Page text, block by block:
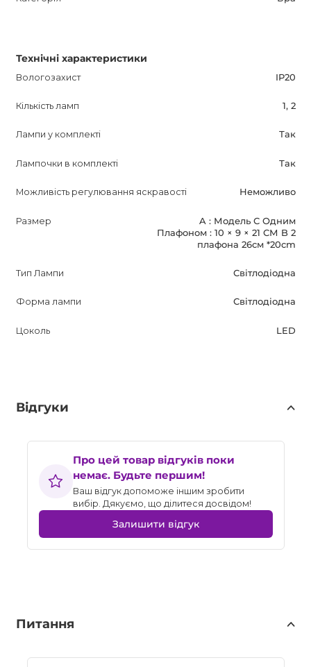
Технічні характеристики
Вологозахист IP20
Кількість ламп 1, 2
Лампи у комплекті Так
Лампочки в комплекті Так
Можливість регулювання яскравості Неможливо
Размер
A : Модель С Одним
Плафоном : 10 × 9 × 21 СМ B 2
плафона 26см *20cm
Тип Лампи Світлодіодна
Форма лампи Світлодіодна
Цоколь LED
Відгуки
Про цей товар відгуків поки
немає. Будьте першим!
Ваш відгук допоможе іншим зробити
вибір. Дякуємо, що ділитеся досвідом!
Залишити відгук
Питання